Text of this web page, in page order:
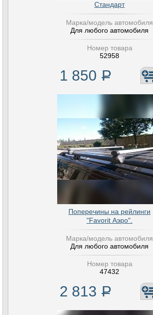
Стандарт
Марка/модель автомобиля
Для любого автомобиля
Номер товара
52958
1 850 Р
Поперечины на рейлинги
"Favorit Аэро".
Марка/модель автомобиля
Для любого автомобиля
Номер товара
47432
2 813 Р